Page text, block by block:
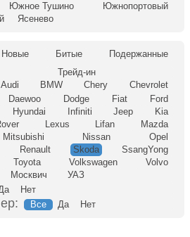
Южное Тушино
Южнопортовый
Ясенево
Новые Битые
Подержанные
Трейд-ин
Audi BMW Chery
Chevrolet
Daewoo Dodge Fiat
Ford
Hyundai Infiniti Jeep
Kia
Lexus Lifan
Mazda
Mitsubishi Nissan
Opel
Renault Skoda
SsangYong
Toyota Volkswagen
Volvo
Москвич УАЗ
Нет
Все Да Нет